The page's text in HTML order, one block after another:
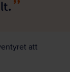
att